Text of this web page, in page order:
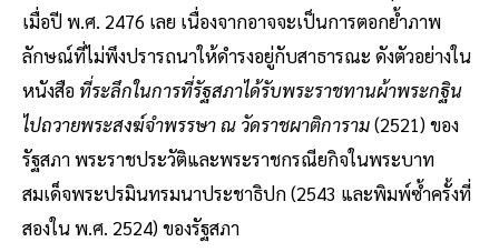
เมื่อปี พ.ศ. 2476 เลย เนื่องจากอาจจะเป็นการตอกย้ำภาพ
ลักษณ์ที่ไม่พึงปรารถนาให้ดำรงอยู่กับสาธารณะ ดังตัวอย่างใน
หนังสือ ที่ระลึกในการที่รัฐสภาได้รับพระราชทานผ้าพระกฐิน
ไปถวายพระสงฆ์จำพรรษา ณ วัดราชผาติการาม(2521) ของ
รัฐสภา พระราชประวัติและพระราชกรณียกิจในพระบาท
สมเด็จพระปรมินทรมนาประชาธิปก (2543 และพิมพ์ซ้ำครั้งที่
สองใน พ.ศ. 2524) ของรัฐสภา